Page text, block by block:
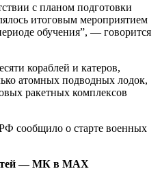
с планом подготовки
итоговым мероприятием
обучения”, — говорится
кораблей и катеров,
атомных подводных лодок,
ракетных комплексов
сообщило о старте военных
— МК в MAX